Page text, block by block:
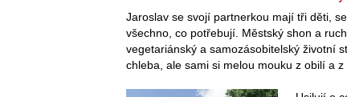
Jaroslav se svojí partnerkou mají tři děti,
všechno, co potřebují. Městský shon a
vegetariánský a samozásobitelský životní
chleba, ale sami si melou mouku z obilí a